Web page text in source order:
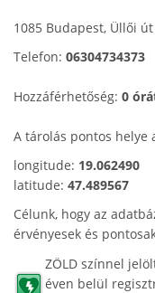
1085 Budapest, Üllői út
Telefon: 06304734373
Hozzáférhetőség: 0
A tárolás pontos helye
longitude: 19.062490
latitude: 47.489567
Célunk, hogy az
érvényesek és
ZÖLD színnel
éven belül